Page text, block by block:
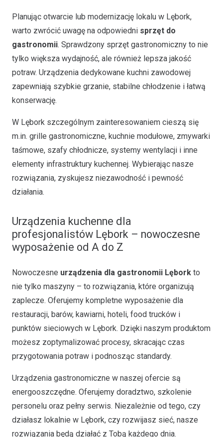
Planując otwarcie lub modernizację lokalu w Lębork,
warto zwrócić uwagę na odpowiedni sprzęt do
gastronomii. Sprawdzony sprzęt gastronomiczny to nie
tylko większa wydajność, ale również lepsza jakość
potraw. Urządzenia dedykowane kuchni zawodowej
zapewniają szybkie grzanie, stabilne chłodzenie i łatwą
konserwację.
W Lębork szczególnym zainteresowaniem cieszą się
m.in. grille gastronomiczne, kuchnie modułowe, zmywarki
taśmowe, szafy chłodnicze, systemy wentylacji i inne
elementy infrastruktury kuchennej. Wybierając nasze
rozwiązania, zyskujesz niezawodność i pewność
działania.
Urządzenia kuchenne dla
profesjonalistów Lębork – nowoczesne
wyposażenie od A do Z
Nowoczesne urządzenia dla gastronomii Lębork to
nie tylko maszyny – to rozwiązania, które organizują
zaplecze. Oferujemy kompletne wyposażenie dla
restauracji, barów, kawiarni, hoteli, food trucków i
punktów sieciowych w Lębork. Dzięki naszym produktom
możesz zoptymalizować procesy, skracając czas
przygotowania potraw i podnosząc standardy.
Urządzenia gastronomiczne w naszej ofercie są
energooszczędne. Oferujemy doradztwo, szkolenie
personelu oraz pełny serwis. Niezależnie od tego, czy
działasz lokalnie w Lębork, czy rozwijasz sieć, nasze
rozwiązania będą działać z Tobą każdego dnia.